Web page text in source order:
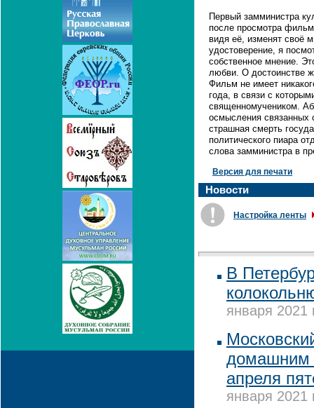
Первый замминистра
после просмотра
видя её, изменят своё
удостоверение, я
собственное мнение.
любви. О достоинстве
Фильм не имеет
года, в связи с
священномучеником.
осмысления связанных
страшная смерть
политического пиара
слова замминистра в
Версия для печати
Новости
Настройка ленты
В
января 2021
домашним
апреля
января 2021